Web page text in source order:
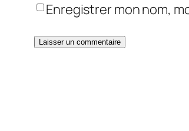
Enregistrer mon nom,